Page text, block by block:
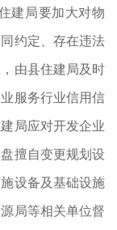
局要加大对物
约定、存在违法
由县住建局及时
服务行业信用信
局应对开发企业
擅自变更规划设
设备及基础设施
局等相关单位督